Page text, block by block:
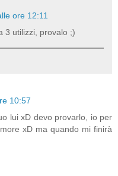
ore 12:11
3 utilizzi, provalo ;)
10:57
lui xD devo provarlo, io per
xD ma quando mi finirà